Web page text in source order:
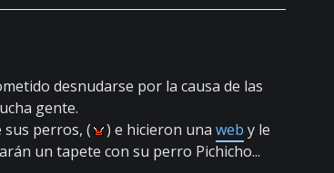
desnudarse por la causa de las
gente.
perros, (
) e hicieron una web y le
un tapete con su perro Pichicho...